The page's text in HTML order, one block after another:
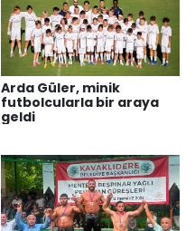
Arda Güler, minik
futbolcularla bir araya
geldi